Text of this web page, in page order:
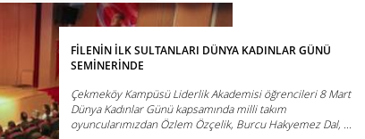
FİLENİN İLK SULTANLARI DÜNYA KADINLAR GÜNÜ
SEMİNERİNDE
Çekmeköy Kampüsü Liderlik Akademisi öğrencileri 8 Mart
Dünya Kadınlar Günü kapsamında milli takım
oyuncularımızdan Özlem Özçelik, Burcu Hakyemez Dal, ...